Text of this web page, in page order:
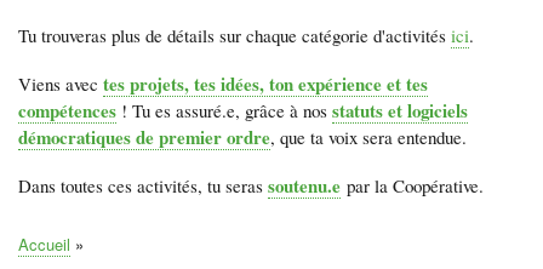
Tu trouveras plus de détails sur chaque catégorie d'activités ici.
Viens avec tes projets, tes idées, ton expérience et tes
compétences ! Tu es assuré.e, grâce à nos statuts et logiciels
démocratiques de premier ordre, que ta voix sera entendue.
Dans toutes ces activités, tu seras soutenu.e par la Coopérative.
Accueil